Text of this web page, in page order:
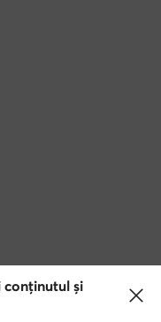
și